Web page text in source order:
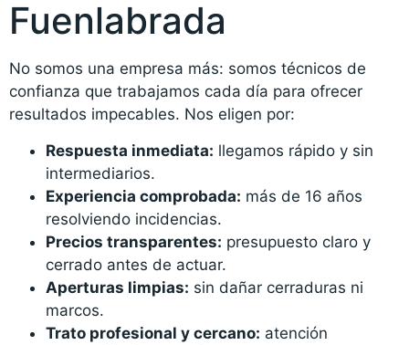
Fuenlabrada
No somos una empresa más: somos técnicos de
confianza que trabajamos cada día para ofrecer
resultados impecables. Nos eligen por:
Respuesta inmediata: llegamos rápido y sin
intermediarios.
Experiencia comprobada: más de 16 años
resolviendo incidencias.
Precios transparentes: presupuesto claro y
cerrado antes de actuar.
Aperturas limpias: sin dañar cerraduras ni
marcos.
Trato profesional y cercano: atención